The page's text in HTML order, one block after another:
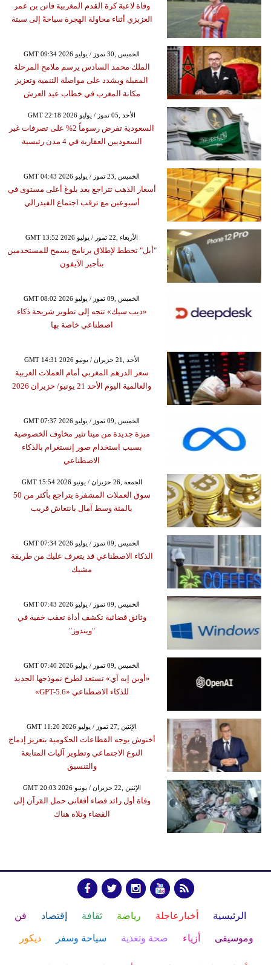
وفاة لاعبة كرة القدم المغربية فاتن بن عمر
العزيزي أثناء محاولة الهجرة سباحةً إلى سبتة
GMT 09:34 2026 الخميس ,30 تموز / يوليو
الملك محمد السادس يرسم ملامح المرحلة
المقبلة ويشدد على مواصلة التنمية وتعزيز
مكانة المغرب في خطاب عيد العرش
GMT 22:18 2026 الأحد ,05 تموز / يوليو
السعودية تفرض رسوماً 2% على تصرفات غير
السعوديين العقارية في 4 مدن رئيسية
GMT 04:43 2026 الخميس ,23 تموز / يوليو
أسعار الذهب تتراجع بعد بلوغ أعلى مستوى في
أسبوعين مع ترقب اجتماع الفيدرالي
GMT 13:52 2026 الأربعاء ,22 تموز / يوليو
"أبل" تخطط لإطلاق برنامج يسمح للمستخدمين
بتأجير الآيفون
GMT 08:02 2026 الخميس ,09 تموز / يوليو
«ديب سيك» تتجه إلى تطوير شريحة ذكاء
اصطناعي خاصة بها
GMT 14:31 2026 الأحد ,21 حزيران / يونيو
سعر الدرهم المغربي أمام العملات العربية
والعالمية اليوم الأحد 21 يونيو/ حزيران 2026
GMT 07:37 2026 الخميس ,09 تموز / يوليو
ميزة جديدة من ميتا تثير مخاوف الخصوصية
بسبب استخدام صور إنستغرام بالذكاء
الاصطناعي
GMT 15:54 2026 الجمعة ,26 حزيران / يونيو
سوق العملات المشفرة يتراجع بأكثر من 50
بالمئة وسط آمال بانتعاش قريب
GMT 07:34 2026 الخميس ,09 تموز / يوليو
الذكاء الاصطناعي قد يتعرف عليك من طريقة
مشيك
GMT 07:43 2026 الخميس ,09 تموز / يوليو
وثائق قضائية تكشف أداة تعقب خفية في
"ويندوز"
GMT 07:40 2026 الخميس ,09 تموز / يوليو
«أوبن إيه آي» تستعد لطرح نموذجها الجديد
للذكاء الاصطناعي «GPT-5.6»
GMT 11:20 2026 الإثنين ,27 تموز / يوليو
أخنوش يوجه القطاعات الحكومية بتعزيز إدماج
النوع الاجتماعي وتطوير آليات المتابعة
والتنسيق
GMT 20:03 2026 الإثنين ,22 حزيران / يونيو
وفاة أول رائد فضاء أفغاني حمل القرآن إلى
الفضاء وتلاه هناك
الرئيسية أخبارعاجلة رياضة ثقافة إقتصاد فن
وموسيقى أزياء صحة وتغذية سياحة وسفر ديكور